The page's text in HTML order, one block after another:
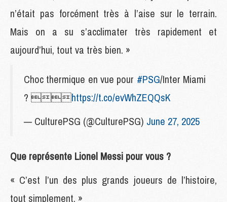
n’était pas forcément très à l’aise sur le terrain.
Mais on a su s’acclimater très rapidement et
aujourd’hui, tout va très bien. »
Choc thermique en vue pour #PSG/Inter Miami
? https://t.co/evWhZEQQsK
— CulturePSG (@CulturePSG) June 27, 2025
Que représente Lionel Messi pour vous ?
« C’est l’un des plus grands joueurs de l’histoire,
tout simplement. »